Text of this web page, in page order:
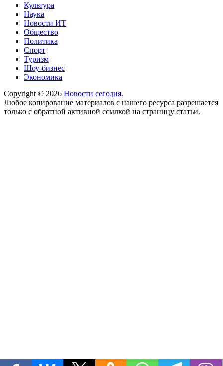
Культура
Наука
Новости ИТ
Общество
Политика
Спорт
Туризм
Шоу-бизнес
Экономика
Copyright © 2026 Новости сегодня.
Любое копирование материалов с нашего ресурса разрешается
только с обратной активной ссылкой на страницу статьи.